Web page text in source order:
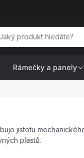
Rámečky a panely
jistotu
plastů.